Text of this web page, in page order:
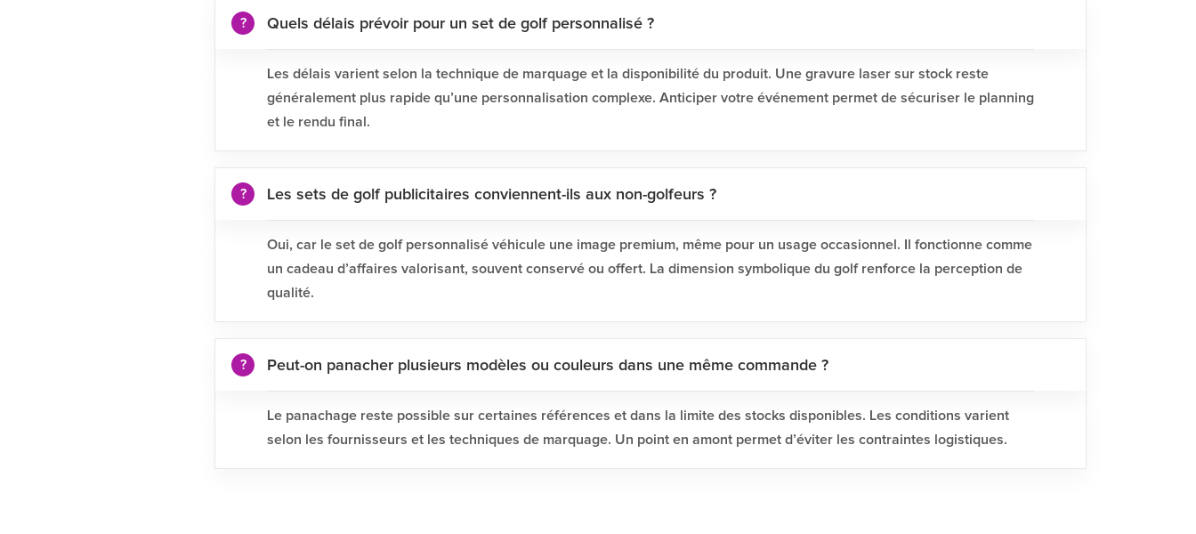
Quels délais prévoir pour un set de golf personnalisé ?
Les délais varient selon la technique de marquage et la disponibilité du produit. Une gravure laser sur stock reste
généralement plus rapide qu’une personnalisation complexe. Anticiper votre événement permet de sécuriser le planning
et le rendu final.
Les sets de golf publicitaires conviennent-ils aux non-golfeurs ?
Oui, car le set de golf personnalisé véhicule une image premium, même pour un usage occasionnel. Il fonctionne comme
un cadeau d’affaires valorisant, souvent conservé ou offert. La dimension symbolique du golf renforce la perception de
qualité.
Peut-on panacher plusieurs modèles ou couleurs dans une même commande ?
Le panachage reste possible sur certaines références et dans la limite des stocks disponibles. Les conditions varient
selon les fournisseurs et les techniques de marquage. Un point en amont permet d’éviter les contraintes logistiques.